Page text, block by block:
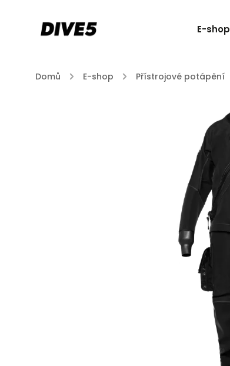
E-shop
Domů / E-shop / Přístrojové potápění